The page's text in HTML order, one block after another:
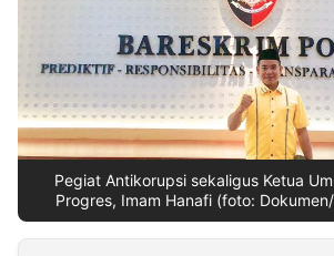
Pegiat Antikorupsi sekaligus Ketua
Progres, Imam Hanafi (foto: